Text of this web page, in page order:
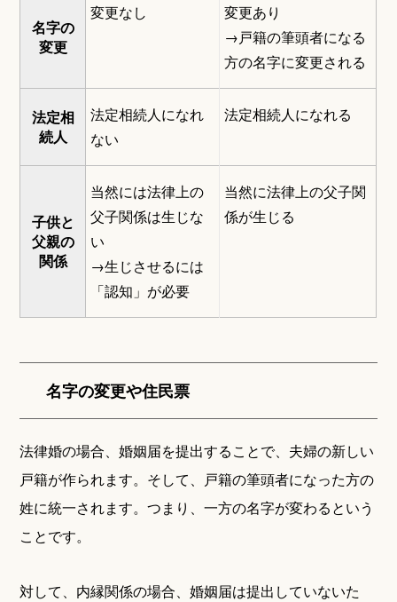
名字の
変更
変更なし
変更あり
→戸籍の筆頭者になる
方の名字に変更される
法定相
続人
法定相続人になれ
ない
法定相続人になれる
子供と
父親の
関係
当然には法律上の
父子関係は生じな
い
→生じさせるには
「認知」が必要
当然に法律上の父子関
係が生じる
名字の変更や住民票
法律婚の場合、婚姻届を提出することで、夫婦の新しい
戸籍が作られます。そして、戸籍の筆頭者になった方の
姓に統一されます。つまり、一方の名字が変わるという
ことです。
対して、内縁関係の場合、婚姻届は提出していないた